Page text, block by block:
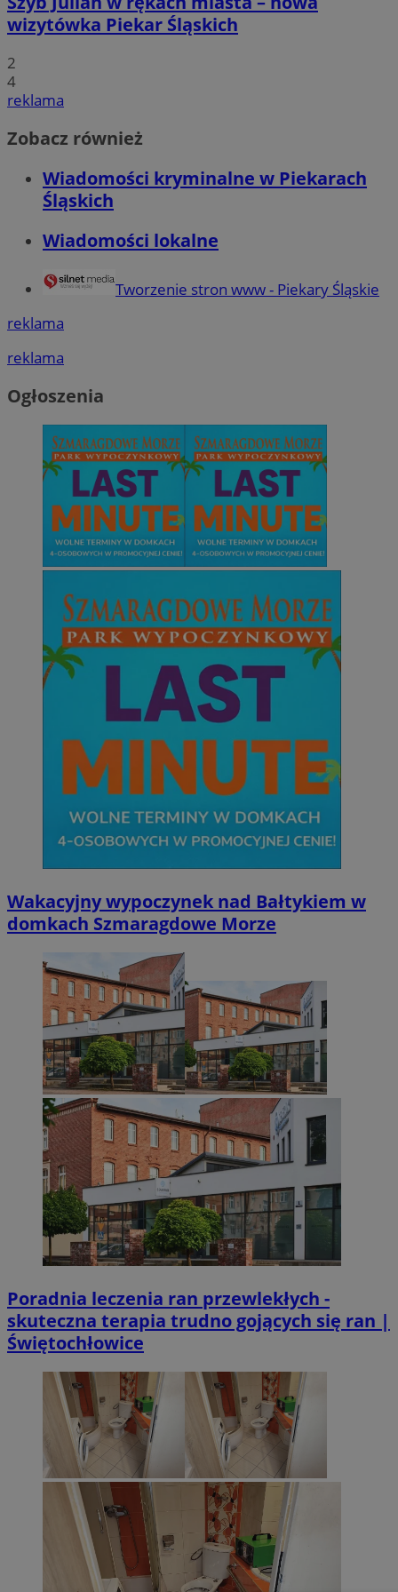
wizytówka Piekar Śląskich
2
4
reklama
Zobacz również
Wiadomości kryminalne w Piekarach
Śląskich
Wiadomości lokalne
Tworzenie stron www - Piekary Śląskie
reklama
reklama
Ogłoszenia
Wakacyjny wypoczynek nad Bałtykiem w
domkach Szmaragdowe Morze
Poradnia leczenia ran przewlekłych -
skuteczna terapia trudno gojących się ran |
Świętochłowice